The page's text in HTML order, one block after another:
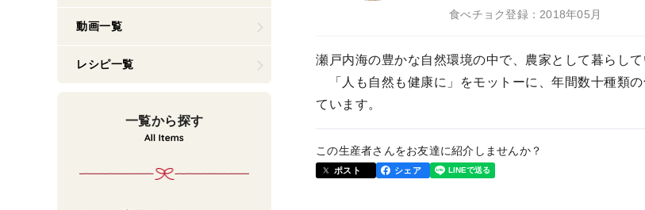
食べチョク登録：2018年05月
瀬戸内海の豊かな自然環境の中で、農家として暮らして
「人も自然も健康に」をモットーに、年間数十種類
ています。
この生産者さんをお友達に紹介しませんか？
ポスト シェア
動画一覧
レシピ一覧
一覧から探す